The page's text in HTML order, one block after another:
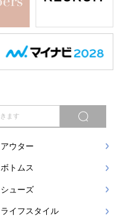
アウター
ボトムス
シューズ
ライフスタイル